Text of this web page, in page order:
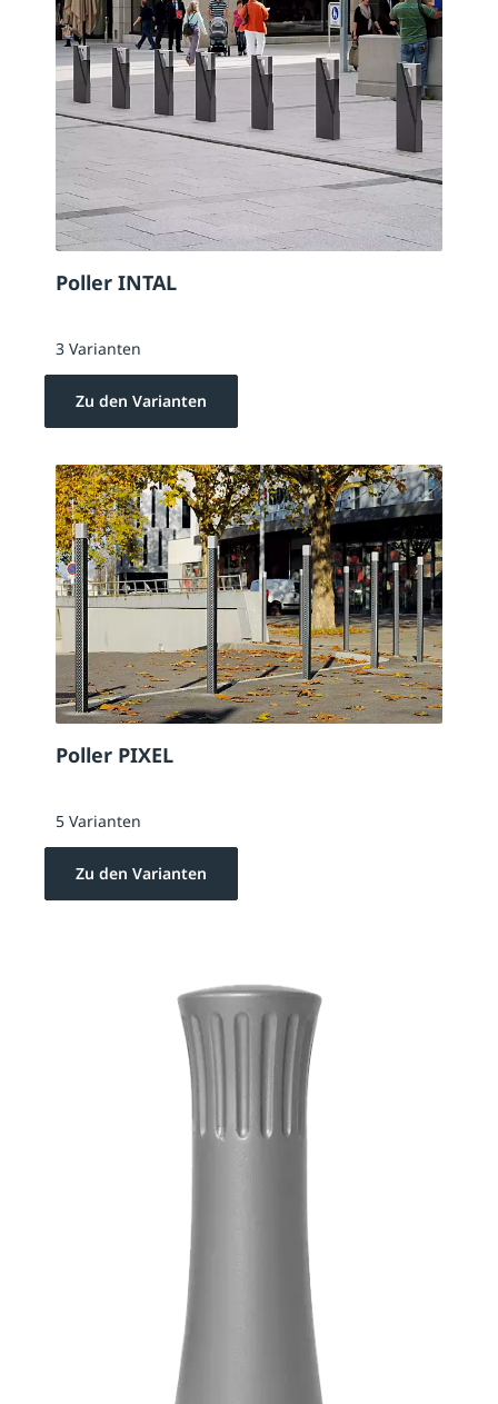
Poller INTAL
3 Varianten
Zu den Varianten
Poller PIXEL
5 Varianten
Zu den Varianten